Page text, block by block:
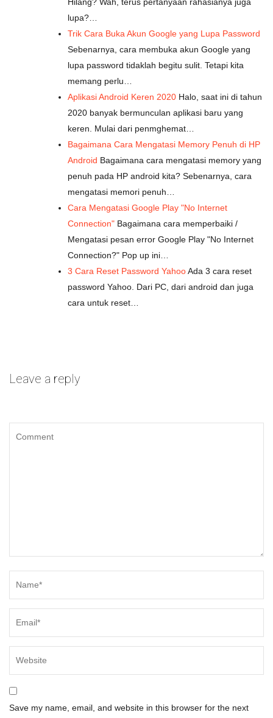
lupa?…
Trik Cara Buka Akun Google yang Lupa Password
Sebenarnya, cara membuka akun Google yang
lupa password tidaklah begitu sulit. Tetapi kita
memang perlu…
Aplikasi Android Keren 2020 Halo, saat ini di tahun
2020 banyak bermunculan aplikasi baru yang
keren. Mulai dari penmghemat…
Bagaimana Cara Mengatasi Memory Penuh di HP
Android Bagaimana cara mengatasi memory yang
penuh pada HP android kita? Sebenarnya, cara
mengatasi memori penuh…
Cara Mengatasi Google Play "No Internet
Connection" Bagaimana cara memperbaiki /
Mengatasi pesan error Google Play "No Internet
Connection?" Pop up ini…
3 Cara Reset Password YahooAda 3 cara reset
password Yahoo. Dari PC, dari android dan juga
cara untuk reset…
Leave a reply
Save my name, email, and website in this browser for the next